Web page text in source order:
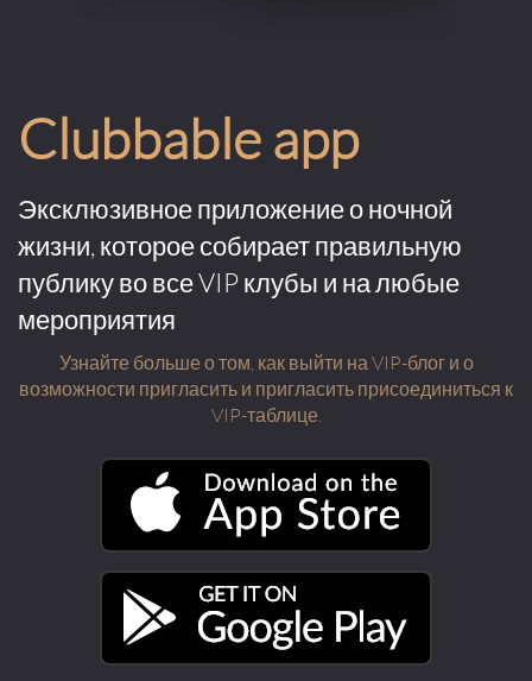
Clubbable app
Эксклюзивное приложение о ночной
жизни, которое собирает правильную
публику во все VIP клубы и на любые
мероприятия
Узнайте больше о том, как выйти на VIP-блог и о
возможности пригласить и пригласить присоединиться к
VIP-таблице.